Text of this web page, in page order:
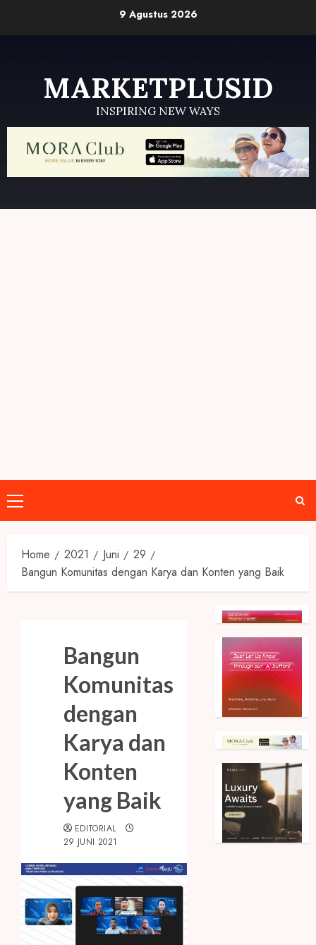
9 Agustus 2026
MARKETPLUSID
INSPIRING NEW WAYS
Primary
Menu
Home 2021 Juni
29
Bangun Komunitas dengan Karya dan Konten yang Baik
Bangun
Komunitas
dengan
Karya dan
Konten
yang Baik
EDITORIAL
29 JUNI 2021